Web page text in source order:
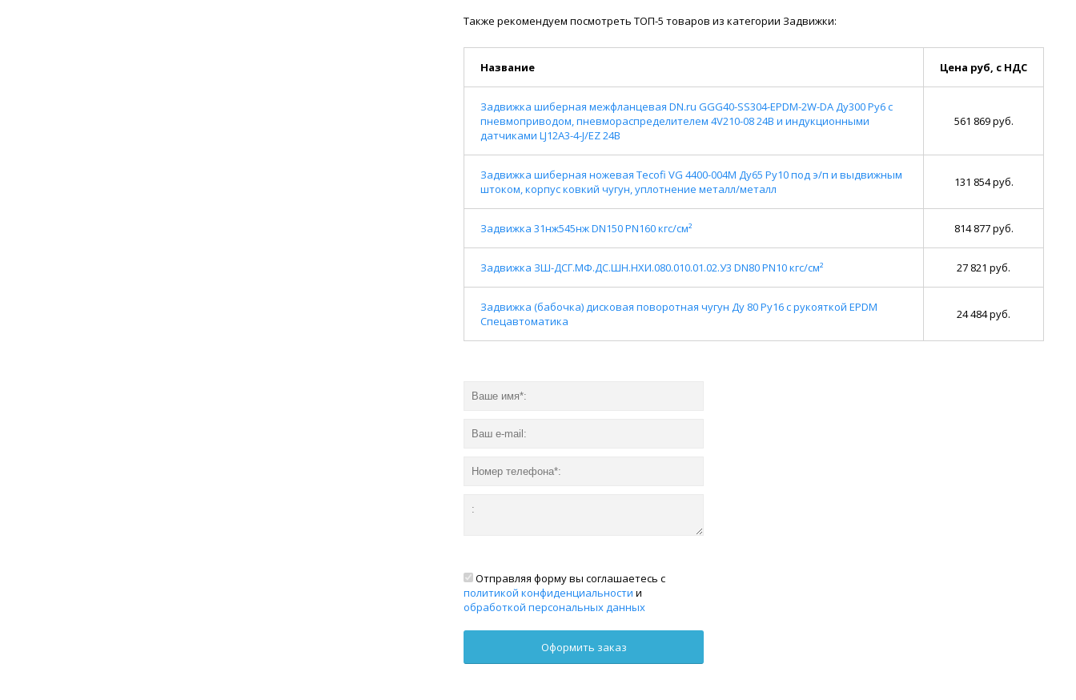
Также рекомендуем посмотреть ТОП-5 товаров из категории Задвижки:
Название Цена руб, с НДС
Задвижка шиберная межфланцевая DN.ru GGG40-SS304-EPDM-2W-DA Ду300 Ру6 с
пневмоприводом, пневмораспределителем 4V210-08 24В и индукционными
датчиками LJ12A3-4-J/EZ 24В
561 869 руб.
Задвижка шиберная ножевая Tecofi VG 4400-004M Ду65 Ру10 под э/п и выдвижным
штоком, корпус ковкий чугун, уплотнение металл/металл
131 854 руб.
Задвижка 31нж545нж DN150 PN160 кгс/см² 814 877 руб.
Задвижка ЗШ-ДСГ.МФ.ДС.ШН.НХИ.080.010.01.02.У3 DN80 PN10 кгс/см² 27 821 руб.
Задвижка (бабочка) дисковая поворотная чугун Ду 80 Ру16 с рукояткой EPDM
Спецавтоматика
24 484 руб.
Отправляя форму вы соглашаетесь с
политикой конфиденциальности и
обработкой персональных данных